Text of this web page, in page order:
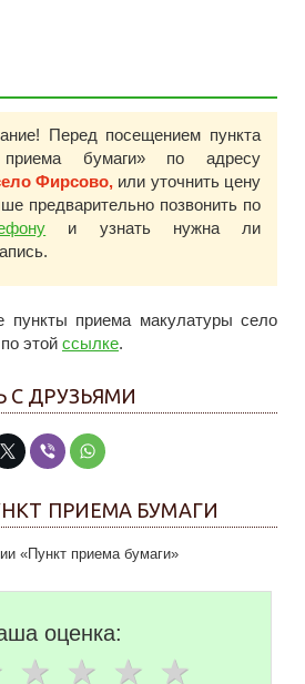
Перед посещением пункта
бумаги» по адресу
Фирсово, или уточнить цену
предварительно позвонить по
и узнать нужна ли
пункты приема макулатуры село
этой ссылке.
С ДРУЗЬЯМИ
ПРИЕМА БУМАГИ
«Пункт приема бумаги»
оценка: